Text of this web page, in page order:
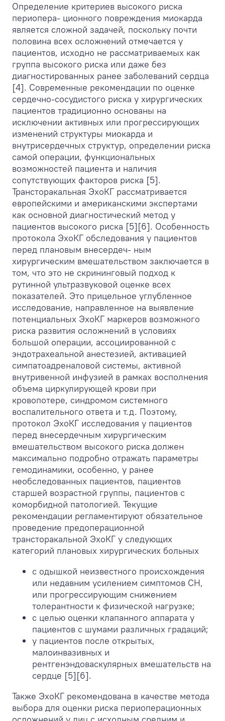
Определение критериев высокого риска
периопера- ционного повреждения миокарда
является сложной задачей, поскольку почти
половина всех осложнений отмечается у
пациентов, исходно не рассматриваемых как
группа высокого риска или даже без
диагностированных ранее заболеваний сердца
[4]. Современные рекомендации по оценке
сердечно-сосудистого риска у хирургических
пациентов традиционно основаны на
исключении активных или прогрессирующих
изменений структуры миокарда и
внутрисердечных структур, определении риска
самой операции, функциональных
возможностей пациента и наличия
сопутствующих факторов риска [5].
Трансторакальная ЭхоКГ рассматривается
европейскими и американскими экспертами
как основной диагностический метод у
пациентов высокого риска [5][6]. Особенность
протокола ЭхоКГ обследования у пациентов
перед плановым внесердеч- ным
хирургическим вмешательством заключается в
том, что это не скрининговый подход к
рутинной ультразвуковой оценке всех
показателей. Это прицельное углубленное
исследование, направленное на выявление
потенциальных ЭхоКГ маркеров возможного
риска развития осложнений в условиях
большой операции, ассоциированной с
эндотрахеальной анестезией, активацией
симпатоадреналовой системы, активной
внутривенной инфузией в рамках восполнения
объема циркулирующей крови при
кровопотере, синдромом системного
воспалительного ответа и т.д. Поэтому,
протокол ЭхоКГ исследования у пациентов
перед внесердечным хирургическим
вмешательством высокого риска должен
максимально подробно отражать параметры
гемодинамики, особенно, у ранее
необследованных пациентов, пациентов
старшей возрастной группы, пациентов с
коморбидной патологией. Текущие
рекомендации регламентируют обязательное
проведение предоперационной
трансторакальной ЭхоКГ у следующих
категорий плановых хирургических больных
с одышкой неизвестного происхождения
или недавним усилением симптомов СН,
или прогрессирующим снижением
толерантности к физической нагрузке;
с целью оценки клапанного аппарата у
пациентов с шумами различных градаций;
у пациентов после открытых,
малоинвазивных и
рентгенэндоваскулярных вмешательств на
сердце [5][6].
Также ЭхоКГ рекомендована в качестве метода
выбора для оценки риска периоперационных